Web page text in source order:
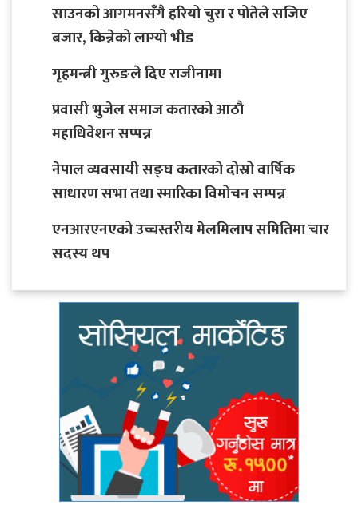
साउनको आगमनसँगै हरियो चुरा र पोतेले सजिए
बजार, किन्नेको लाग्यो भीड
गृहमन्त्री गुरुङले दिए राजीनामा
प्रवासी भुजेल समाज कतारको आठाै
महाधिवेशन सप्पन्न
नेपाल व्यवसायी सङ्घ कतारको दोस्रो वार्षिक
साधारण सभा तथा स्मारिका विमोचन सम्पन्न
एनआरएनएको उच्चस्तरीय मेलमिलाप समितिमा चार
सदस्य थप